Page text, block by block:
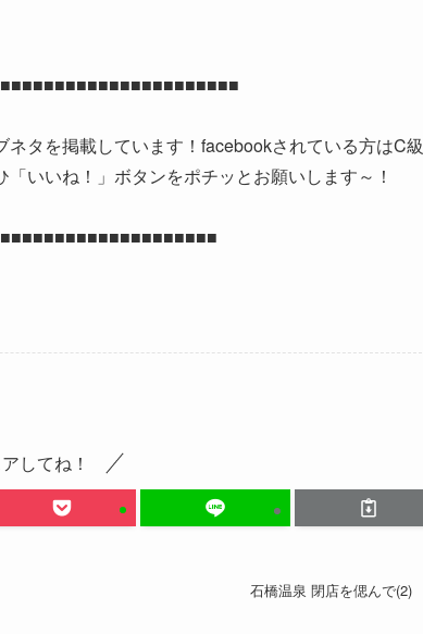
タを掲載しています！facebookされている方はC級
いいね！」ボタンをポチッとお願いします～！
してね！
石橋温泉 閉店を偲んで(2)